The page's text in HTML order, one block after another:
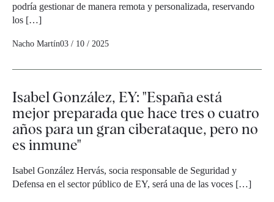
podría gestionar de manera remota y personalizada, reservando
los […]
Nacho Martín03 / 10 / 2025
Isabel González, EY: "España está
mejor preparada que hace tres o cuatro
años para un gran ciberataque, pero no
es inmune"
Isabel González Hervás, socia responsable de Seguridad y
Defensa en el sector público de EY, será una de las voces […]